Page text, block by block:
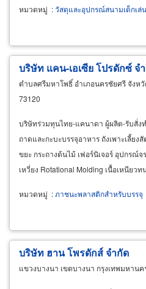
หมวดหมู่ :วัสดุและอุปกรณ์สนามเด็กเล่น
บริษัท แคน-เอเซีย โปรดักซ์ จ
ตำบลศรีมหาโพธิ์ อำเภอนครชัยศรี จังห
73120
บริษัทร่วมทุนไทย-แคนาดา ผู้ผลิต-รับสั่ง
ถาดและกะบะบรรจุอาหาร ถังเพาะเลี้ยง
ขยะ กระถางต้นไม้ เฟอร์นิเจอร์ อุปกรณ์
เหวี่ยง Rotational Molding เนื้อเหนียว
หมวดหมู่ :ภาชนะพลาสติกสำหรับบรรจุ
บริษัท ฮาน โพรดักส์ จำกัด
แขวงบางนา เขตบางนา กรุงเทพมหานค